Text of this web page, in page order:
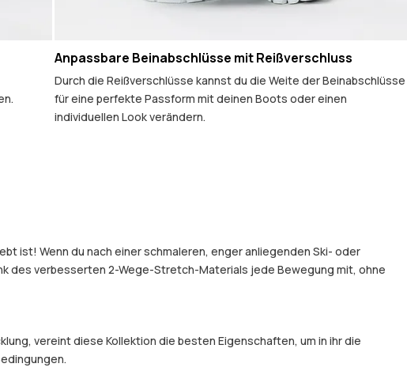
Anpassbare Beinabschlüsse mit Reißverschluss
Durch die Reißverschlüsse kannst du die Weite der Beinabschlüsse
für eine perfekte Passform mit deinen Boots oder einen
individuellen Look verändern.
ist! Wenn du nach einer schmaleren, enger anliegenden Ski- oder
des verbesserten 2-Wege-Stretch-Materials jede Bewegung mit, ohne
vereint diese Kollektion die besten Eigenschaften, um in ihr die